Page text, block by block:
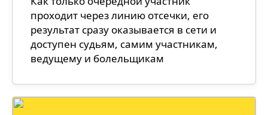
проходит через линию отсечки, его
результат сразу оказывается в сети и
доступен судьям, самим участникам,
ведущему и болельщикам